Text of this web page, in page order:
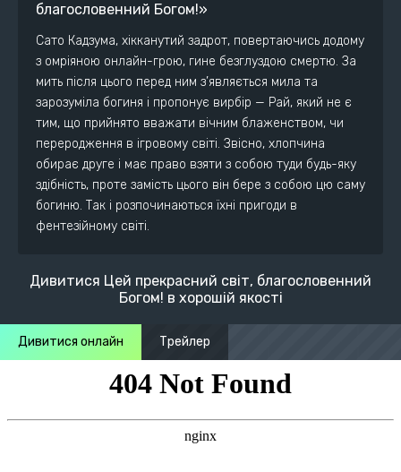
благословенний Богом!»
Сато Кадзума, хікканутий задрот, повертаючись додому
з омріяною онлайн-грою, гине безглуздою смертю. За
мить після цього перед ним з’являється мила та
зарозуміла богиня і пропонує вирбір — Рай, який не є
тим, що прийнято вважати вічним блаженством, чи
переродження в ігровому світі. Звісно, хлопчина
обирає друге і має право взяти з собою туди будь-яку
здібність, проте замість цього він бере з собою цю саму
богиню. Так і розпочинаються їхні пригоди в
фентезійному світі.
Дивитися Цей прекрасний світ, благословенний
Богом! в хорошій якості
Дивитися онлайн Трейлер